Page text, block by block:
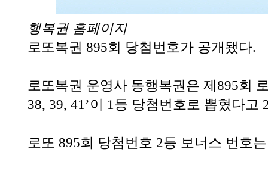
행복권 홈페이지
로또복권 895회 당첨번호가 공개됐다.
로또복권 운영사 동행복권은 제895회
38, 39, 41’이 1등 당첨번호로 뽑혔다고
로또 895회 당첨번호 2등 보너스 번호는